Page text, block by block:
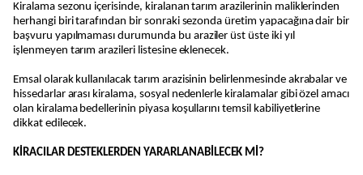
Kiralama sezonu içerisinde, kiralanan tarım arazilerinin maliklerinden
herhangi biri tarafından bir sonraki sezonda üretim yapacağına dair bir
başvuru yapılmaması durumunda bu araziler üst üste iki yıl
işlenmeyen tarım arazileri listesine eklenecek.
Emsal olarak kullanılacak tarım arazisinin belirlenmesinde akrabalar ve
hissedarlar arası kiralama, sosyal nedenlerle kiralamalar gibi özel amacı
olan kiralama bedellerinin piyasa koşullarını temsil kabiliyetlerine
dikkat edilecek.
KİRACILAR DESTEKLERDEN YARARLANABİLECEK Mİ?